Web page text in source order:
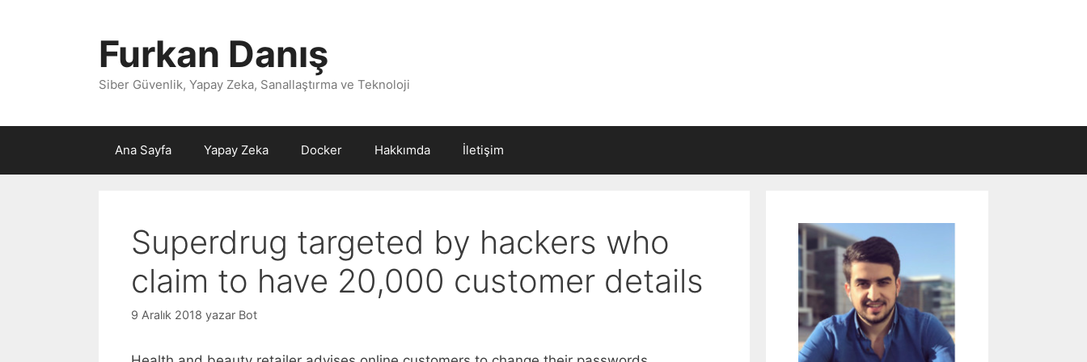
Furkan Danış
Siber Güvenlik, Yapay Zeka, Sanallaştırma ve Teknoloji
Ana Sayfa Yapay Zeka Docker Hakkımda İletişim
Superdrug targeted by hackers who
claim to have 20,000 customer details
9 Aralık 2018 yazar Bot